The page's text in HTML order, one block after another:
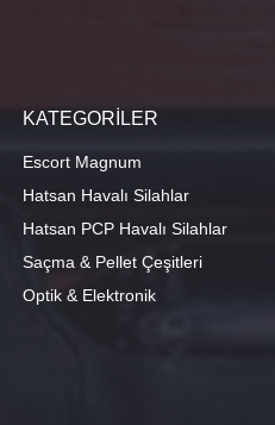
KATEGORİLER
Escort Magnum
Hatsan Havalı Silahlar
Hatsan PCP Havalı Silahlar
Saçma & Pellet Çeşitleri
Optik & Elektronik